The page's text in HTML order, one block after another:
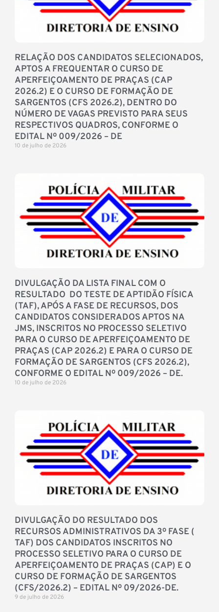
RELAÇÃO DOS CANDIDATOS SELECIONADOS,
APTOS A FREQUENTAR O CURSO DE
APERFEIÇOAMENTO DE PRAÇAS (CAP
2026.2) E O CURSO DE FORMAÇÃO DE
SARGENTOS (CFS 2026.2), DENTRO DO
NÚMERO DE VAGAS PREVISTO PARA SEUS
RESPECTIVOS QUADROS, CONFORME O
EDITAL Nº 009/2026 – DE
10 de julho de 2026
DIVULGAÇÃO DA LISTA FINAL COM O
RESULTADO DO TESTE DE APTIDÃO FÍSICA
(TAF), APÓS A FASE DE RECURSOS, DOS
CANDIDATOS CONSIDERADOS APTOS NA
JMS, INSCRITOS NO PROCESSO SELETIVO
PARA O CURSO DE APERFEIÇOAMENTO DE
PRAÇAS (CAP 2026.2) E PARA O CURSO DE
FORMAÇÃO DE SARGENTOS (CFS 2026.2),
CONFORME O EDITAL Nº 009/2026 – DE.
10 de julho de 2026
DIVULGAÇÃO DO RESULTADO DOS
RECURSOS ADMINISTRATIVOS DA 3º FASE (
TAF) DOS CANDIDATOS INSCRITOS NO
PROCESSO SELETIVO PARA O CURSO DE
APERFEIÇOAMENTO DE PRAÇAS (CAP) E O
CURSO DE FORMAÇÃO DE SARGENTOS
(CFS/2026.2) – EDITAL Nº 09/2026-DE.
9 de julho de 2026